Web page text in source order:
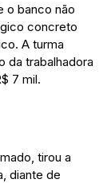
o banco não
concreto
A turma
da trabalhadora
7 mil.
tirou a
diante de